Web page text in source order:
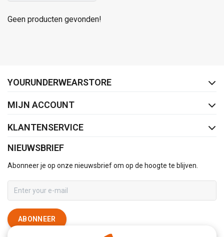
Geen producten gevonden!
YOURUNDERWEARSTORE
MIJN ACCOUNT
KLANTENSERVICE
NIEUWSBRIEF
Abonneer je op onze nieuwsbrief om op de hoogte te blijven.
ABONNEER